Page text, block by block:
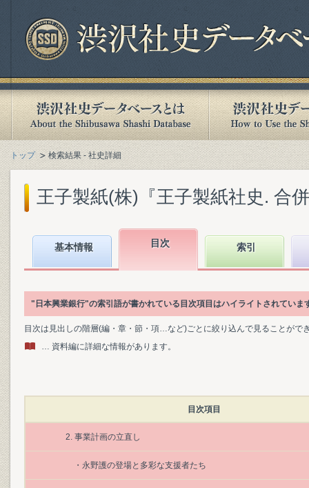
トップ 検索結果 - 社史詳細
王子製紙(株)『王子製紙社史. 合
基本情報 目次 索引
"日本興業銀行"の索引語が書かれている目次項目はハイライトされていま
目次は見出しの階層(編・章・節・項…など)ごとに絞り込んで見ることがで
… 資料編に詳細な情報があります。
目次項目
2. 事業計画の立直し
・永野護の登場と多彩な支援者たち